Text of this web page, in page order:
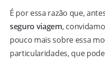
É por essa razão que,
seguro viagem,
pouco mais sobre essa
particularidades, que